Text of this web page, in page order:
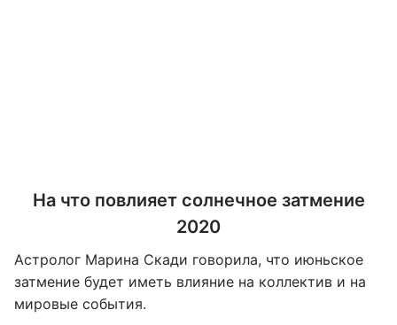
На что повлияет солнечное затмение
2020
Астролог Марина Скади говорила, что июньское
затмение будет иметь влияние на коллектив и на
мировые события.